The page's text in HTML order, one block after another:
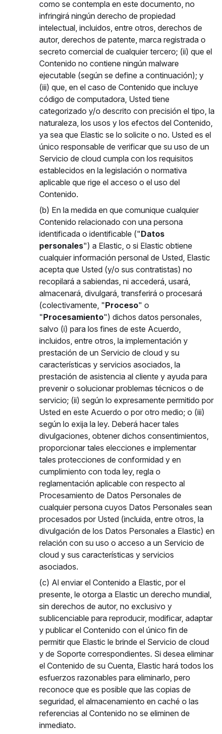
como se contempla en este documento, no
infringirá ningún derecho de propiedad
intelectual, incluidos, entre otros, derechos de
autor, derechos de patente, marca registrada o
secreto comercial de cualquier tercero; (ii) que el
Contenido no contiene ningún malware
ejecutable (según se define a continuación); y
(iii) que, en el caso de Contenido que incluye
código de computadora, Usted tiene
categorizado y/o descrito con precisión el tipo, la
naturaleza, los usos y los efectos del Contenido,
ya sea que Elastic se lo solicite o no. Usted es el
único responsable de verificar que su uso de un
Servicio de cloud cumpla con los requisitos
establecidos en la legislación o normativa
aplicable que rige el acceso o el uso del
Contenido.
(b) En la medida en que comunique cualquier
Contenido relacionado con una persona
identificada o identificable ("Datos
personales") a Elastic, o si Elastic obtiene
cualquier información personal de Usted, Elastic
acepta que Usted (y/o sus contratistas) no
recopilará a sabiendas, ni accederá, usará,
almacenará, divulgará, transferirá o procesará
(colectivamente, "Proceso" o
"Procesamiento") dichos datos personales,
salvo (i) para los fines de este Acuerdo,
incluidos, entre otros, la implementación y
prestación de un Servicio de cloud y su
características y servicios asociados, la
prestación de asistencia al cliente y ayuda para
prevenir o solucionar problemas técnicos o de
servicio; (ii) según lo expresamente permitido por
Usted en este Acuerdo o por otro medio; o (iii)
según lo exija la ley. Deberá hacer tales
divulgaciones, obtener dichos consentimientos,
proporcionar tales elecciones e implementar
tales protecciones de conformidad y en
cumplimiento con toda ley, regla o
reglamentación aplicable con respecto al
Procesamiento de Datos Personales de
cualquier persona cuyos Datos Personales sean
procesados por Usted (incluida, entre otros, la
divulgación de los Datos Personales a Elastic) en
relación con su uso o acceso a un Servicio de
cloud y sus características y servicios
asociados.
(c) Al enviar el Contenido a Elastic, por el
presente, le otorga a Elastic un derecho mundial,
sin derechos de autor, no exclusivo y
sublicenciable para reproducir, modificar, adaptar
y publicar el Contenido con el único fin de
permitir que Elastic le brinde el Servicio de cloud
y de Soporte correspondientes. Si desea eliminar
el Contenido de su Cuenta, Elastic hará todos los
esfuerzos razonables para eliminarlo, pero
reconoce que es posible que las copias de
seguridad, el almacenamiento en caché o las
referencias al Contenido no se eliminen de
inmediato.